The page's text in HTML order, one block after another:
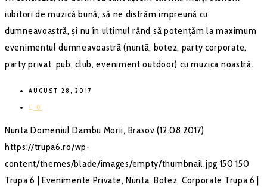
iubitori de muzică bună, să ne distrăm împreună cu
dumneavoastră, și nu în ultimul rând să potențăm la maximum
evenimentul dumneavoastră (nuntă, botez, party corporate,
party privat, pub, club, eveniment outdoor) cu muzica noastră.
AUGUST 28, 2017
0
Nunta Domeniul Dambu Morii, Brasov (12.08.2017)
https://trupa6.ro/wp-
content/themes/blade/images/empty/thumbnail.jpg 150 150
Trupa 6 | Evenimente Private, Nunta, Botez, Corporate Trupa 6 |